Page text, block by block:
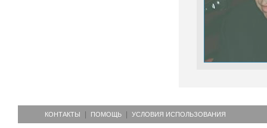
КОНТАКТЫ ПОМОЩЬ УСЛОВИЯ ИСПОЛЬЗОВАНИЯ